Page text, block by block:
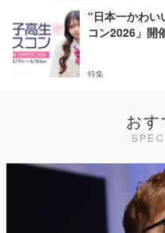
“日本一かわ
コン2026」開
特集
お